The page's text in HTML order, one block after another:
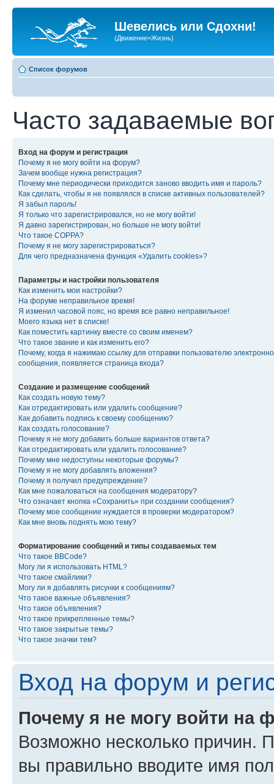
Шевелись или Сдохни!
(Движение=Жизнь)
Список форумов
Часто задаваемые
Вход на форум и регистрация
Почему я не могу войти на форум?
Зачем вообще нужна регистрация?
Почему мне периодически приходится заново вводить имя и пароль?
Как сделать, чтобы я не появлялся в списке активных пользователей?
Я забыл пароль!
Я только что зарегистрировался, но не могу войти!
Я давно зарегистрирован, но больше не могу войти!
Что такое COPPA?
Почему я не могу зарегистрироваться?
Для чего предназначена функция «Удалить cookies»?
Параметры и настройки пользователя
Как изменить мои настройки?
На форуме неправильное время!
Я изменил часовой пояс, но время все равно неправильное!
Моего языка нет в списке!
Как поместить картинку вместе со своим именем?
Что такое звание и как изменить его?
Почему, когда я нажимаю ссылку для отправки пользователю
сообщения, появляется страница входа?
Создание и размещение сообщений
Как создать новую тему?
Как отредактировать или удалить сообщение?
Как добавить подпись к своему сообщению?
Как создать голосование?
Почему я не могу добавить больше вариантов ответа?
Как отредактировать или удалить голосование?
Почему мне недоступны некоторые форумы?
Почему я не могу добавлять вложения?
Почему я получил предупреждение?
Как мне пожаловаться на сообщения модератору?
Что означает кнопка «Сохранить» при создании сообщения?
Почему мое сообщение нуждается в проверки модератором?
Как мне вновь поднять мою тему?
Форматирование сообщений и типы создаваемых тем
Что такое BBCode?
Могу ли я использовать HTML?
Что такое смайлики?
Могу ли я добавлять рисунки к сообщениям?
Что такое важные объявления?
Что такое объявления?
Что такое прикрепленные темы?
Что такое закрытые темы?
Что такое значки тем?
Вход на форум и
Почему я не могу войти на
Возможно несколько причин.
вы правильно вводите имя